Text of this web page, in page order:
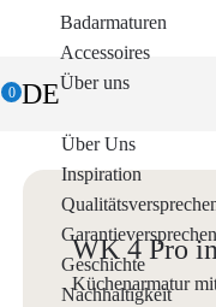
0 DE
Badarmaturen
Accessoires
Über uns
Über Uns
Inspiration
Garantieversprechen
Geschichte
Nachhaltigkeit
WK 4 Pro
Küchenarmatur